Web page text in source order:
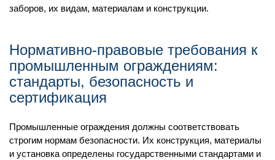
заборов, их видам, материалам и конструкции.
Нормативно-правовые требования к
промышленным ограждениям:
стандарты, безопасность и
сертификация
Промышленные ограждения должны соответствовать
строгим нормам безопасности. Их конструкция, материалы
и установка определены государственными стандартами и